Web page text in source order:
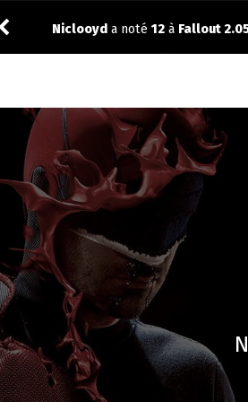
Vic24 a noté12 àThe Best